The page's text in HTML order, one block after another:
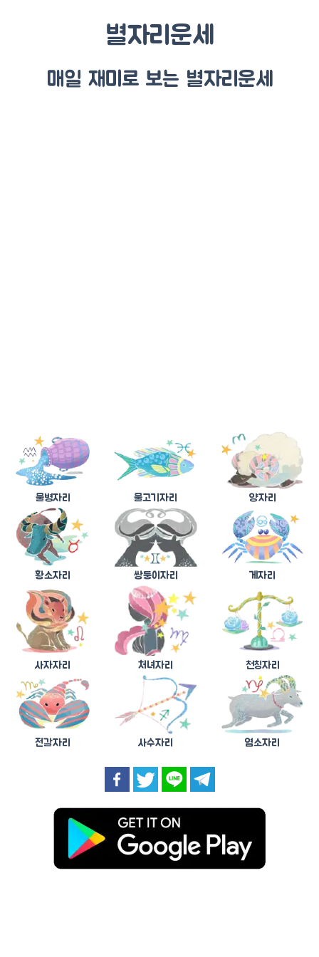
별자리운세
매일 재미로 보는 별자리운세
물병자리 물고기자리 양자리
황소자리 쌍둥이자리 게자리
사자자리 처녀자리 천칭자리
전갈자리 사수자리 염소자리